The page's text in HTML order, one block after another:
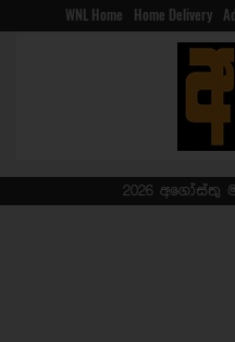
WNL Home Home Delivery
2026 අගෝස්තු